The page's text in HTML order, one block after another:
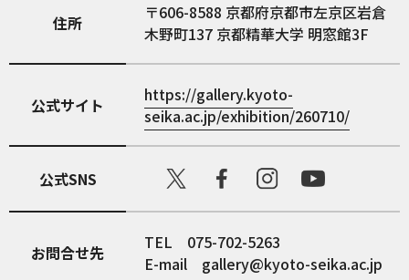
住所 606-8588 京都府京都市左京区岩倉
木野町137 京都精華大学 明窓館3F
公式サイト
https://gallery.kyoto-
seika.ac.jp/exhibition/260710/
公式SNS
お問合せ先
TEL 075-702-5263
E-mail gallery@kyoto-seika.ac.jp